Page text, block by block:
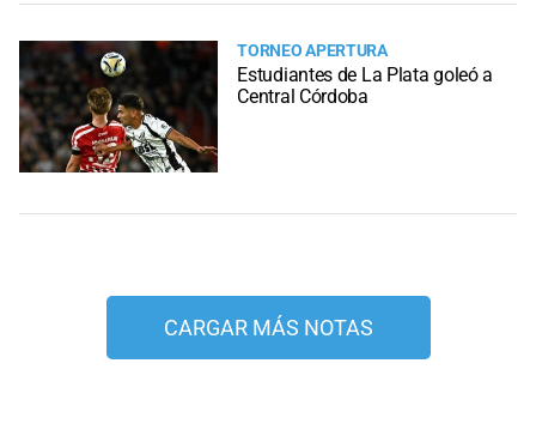
TORNEO APERTURA
Estudiantes de La Plata goleó a
Central Córdoba
CARGAR MÁS NOTAS